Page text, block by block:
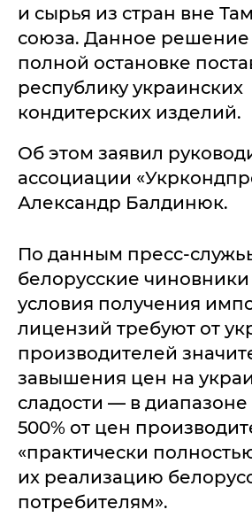
и сырья из стран вне
союза. Данное
полной остановке
республику украинских
кондитерских изделий.
Об этом заявил
ассоциации
Александр Балдинюк.
По данным пресс-
белорусские чиновники
условия получения
лицензий требуют от
производителей
завышения цен на
сладости — в диапазоне
500% от цен
«практически
их реализацию
потребителям».